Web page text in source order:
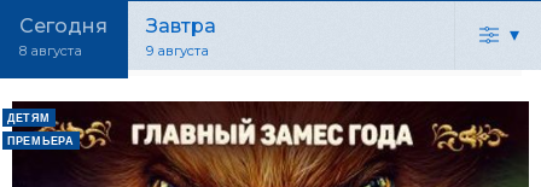
Сегодня
8 августа
Завтра
9 августа
▾
ДЕТЯМ
ПРЕМЬЕРА